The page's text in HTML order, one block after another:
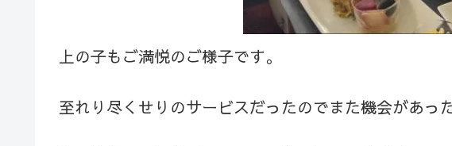
上の子もご満悦のご様子です。
至れり尽くせりのサービスだったのでまた機会があっ